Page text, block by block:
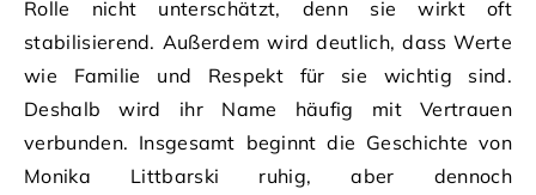
Rolle nicht unterschätzt, denn sie wirkt oft
stabilisierend. Außerdem wird deutlich, dass Werte
wie Familie und Respekt für sie wichtig sind.
Deshalb wird ihr Name häufig mit Vertrauen
verbunden. Insgesamt beginnt die Geschichte von
Monika Littbarski ruhig, aber dennoch